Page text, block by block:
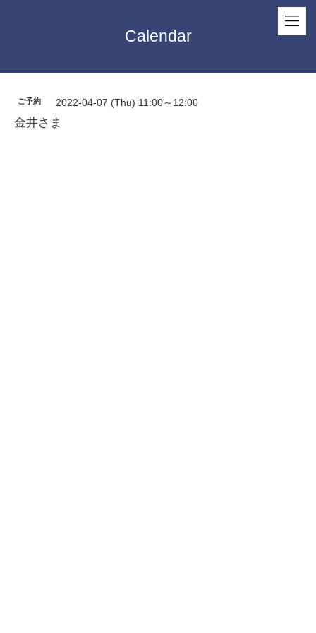
Calendar
ご予約 2022-04-07 (Thu) 11:00～12:00
金井さま